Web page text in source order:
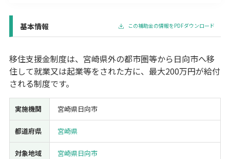
宿泊･旅館業
使い道
経営改善・経営強化 販路拡大 海外展開 設備投資
IT導入
人材採用・雇用
基本情報 この補助金の情報をPDFダウンロード
移住支援金制度は、宮崎県外の都市圏等から日向市へ移
住して就業又は起業等をされた方に、最大200万円が給付
される制度です。
実施機関 宮崎県日向市
都道府県 宮崎県
対象地域 宮崎県日向市